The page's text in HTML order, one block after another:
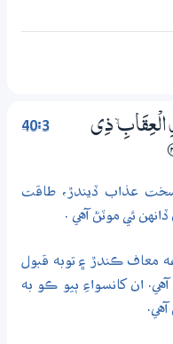
40:3
الْعِقَابِ ۙ ذِي
سخت عذاب ڏيندڙ، طاقت
ئي موٽڻ آهي .
معاف ڪندڙ ۽ توبه قبول
ان کانسواءِ ٻيو ڪو به